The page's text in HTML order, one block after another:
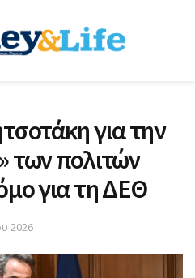
για την
των πολιτών
για τη ΔΕΘ
2026